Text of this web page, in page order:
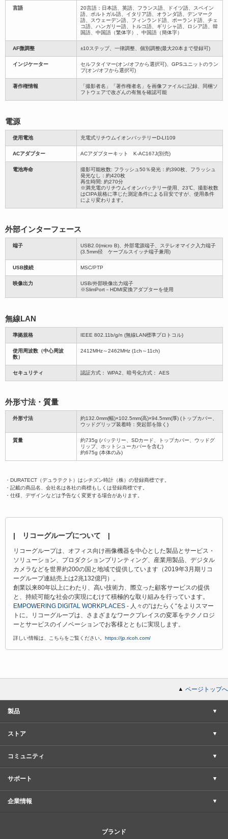
言語
20言語：日本語、英語、フランス語、ドイツ語、スペイン
語、ポルトガル語、イタリア語、オランダ語、デンマーク
語、スウェーデン語、フィンランド語、ポーランド語、チェ
コ語、ハンガリー語、トルコ語、ギリシャ語、ロシア語、韓
国語、中国語（繁体字）、中国語（簡体字）
AF微調整 ±10ステップ、一律調整、個別調整(最大20本まで登録可)
インジケーター
セルフタイマー(オン/オフから選択可)、GPSユニットのラン
プ(オン/オフから選択可)
著作権情報
「撮影者名」「著作権者名」を画像ファイルに記録、同梱ソ
フトウェアで改ざんの有無を確認可能
電源
使用電池 充電式リチウムイオンバッテリーD-LI109
ACアダプター ACアダプターキット K-AC167J(別売)
電池寿命
撮影可能枚数: フラッシュ50％発光：約390枚、フラッシュ
発光なし：約420枚
再生時間: 約270分
※満充電のリチウムイオンバッテリー使用、23℃、撮影枚数
はCIPA規格に準じた測定条件による目安ですが、使用条件
により変わります。
外部インターフェース
端子
USB2.0(micro B)、外部電源端子、ステレオマイク入力端子
(3.5mm径 ケーブルスイッチ端子兼用)
USB接続 MSC/PTP
映像出力
USB/外部映像出力端子
※SlimPort－HDMI変換アダプターを使用
無線LAN
準拠規格 IEEE 802.11b/g/n (無線LAN標準プロトコル)
使用周波数（中心周波
数）
2412MHz～2462MHz (1ch～11ch)
セキュリティ 認証方式： WPA2、暗号化方式： AES
外形寸法・質量
外形寸法
約132.0mm(幅)×102.5mm(高)×94.5mm(厚) (トップカバー、
ウッドグリップ装着時：突起部を除く)
質量
約735g (バッテリー、SDカード、トップカバー、ウッドグ
リップ、ホットシューカバーを含む)
約675g (本体のみ)
・DURATECT（デュラテクト）はシチズン時計（株）の登録商標です。
・記載の商品名、会社名は各社の商標もしくは登録商標です。
・仕様、デザインなどは予告なく変更する場合があります。
| リコーグループについて |
リコーグループは、オフィス向け画像機器を中心とした製品とサービス・
ソリューション、プロダクションプリンティング、産業用製品、デジタル
カメラなどを世界約200の国と地域で提供しています（2019年3月期リコ
ーグループ連結売上は2兆132億円）。
創業以来80年以上にわたり、高い技術力、際立った顧客サービスの提供
と、持続可能な社会の実現にむけて積極的な取り組みを行っています。
EMPOWERING DIGITAL WORKPLACES - 人々の“はたらく“をよりスマー
トに。リコーグループは、さまざまなワークプレイスの変革をテクノロジ
ーとサービスのイノベーションでお客様とともに実現します。
詳しい情報は、こちらをご覧ください。 https://jp.ricoh.com/
ページトップへ
製品
ストア
コミュニティ
サポート
企業情報
ブランド